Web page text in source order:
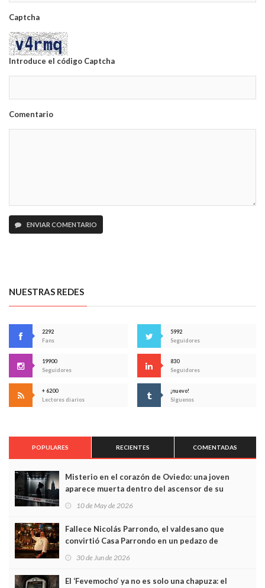
Captcha
Introduce el código Captcha
Comentario
ENVIAR COMENTARIO
NUESTRAS REDES
2292
Fans
5992
Seguidores
19900
Seguidores
830
Seguidores
+ 6200
Lectores diarios
¡nuevo!
Síguenos
POPULARES RECIENTES COMENTADAS
Misterio en el corazón de Oviedo: una joven
aparece muerta dentro del ascensor de su
edificio y las cámaras captan sus últimos minutos
10 de May de 2026
Fallece Nicolás Parrondo, el valdesano que
convirtió Casa Parrondo en un pedazo de
Asturias en Madrid
30 de Jun de 2026
El ‘Fevemocho’ ya no es solo una chapuza: el